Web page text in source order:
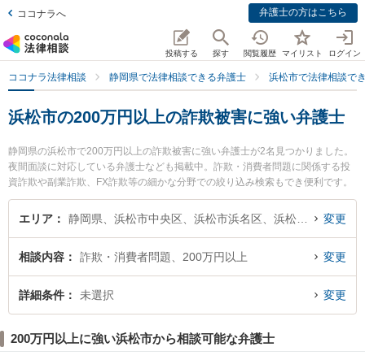
ココナラへ 弁護士の方はこちら
投稿する 探す 閲覧履歴 マイリスト ログイン
ココナラ法律相談 静岡県で法律相談できる弁護士 浜松市で法律相談で
浜松市の200万円以上の詐欺被害に強い弁護士
静岡県の浜松市で200万円以上の詐欺被害に強い弁護士が2名見つかりました。
夜間面談に対応している弁護士なども掲載中。詐欺・消費者問題に関係する投
資詐欺や副業詐欺、FX詐欺等の細かな分野での絞り込み検索もでき便利です。
特に上島法律事務所の岩田 祐志弁護士や弁護士法人名城法律事務所 浜松事務所
の河野 正弁護士のプロフィール情報や弁護士費用、強みなどが注目されていま
豊富な近くの弁護士を検索したい』『初回相談無料で200万円以上の詐欺被害
を法律相談できる浜松市内の弁護士に相談予約したい』などでお困りの相談者
さんにおすすめです。
エリア 変更
相談内容 詐欺・消費者問題、200万円以上 変更
詳細条件 未選択 変更
200万円以上に強い浜松市から相談可能な弁護士